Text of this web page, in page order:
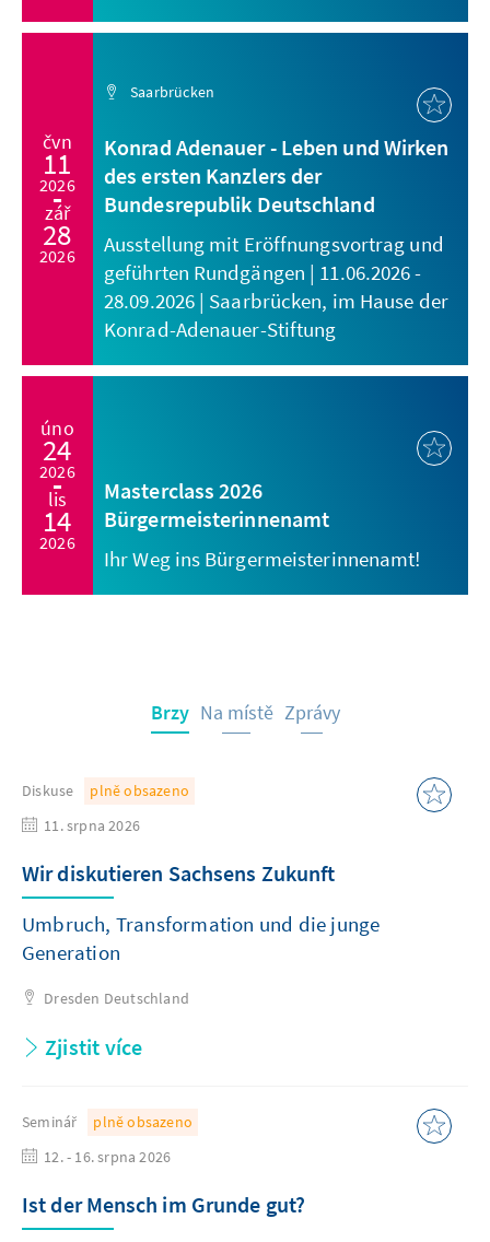
čvn
11
2026
zář
28
2026
Saarbrücken
Konrad Adenauer - Leben und Wirken
des ersten Kanzlers der
Bundesrepublik Deutschland
Ausstellung mit Eröffnungsvortrag und
geführten Rundgängen | 11.06.2026 -
28.09.2026 | Saarbrücken, im Hause der
Konrad-Adenauer-Stiftung
úno
24
2026
lis
14
2026
Masterclass 2026
Bürgermeisterinnenamt
Ihr Weg ins Bürgermeisterinnenamt!
Brzy Na místě Zprávy
Diskuse
plně obsazeno
11. srpna 2026
Wir diskutieren Sachsens Zukunft
Umbruch, Transformation und die junge
Generation
Dresden Deutschland
Zjistit více
Seminář
plně obsazeno
12. - 16. srpna 2026
Ist der Mensch im Grunde gut?